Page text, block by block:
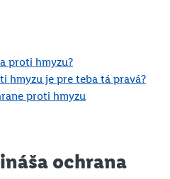
proti hmyzu?
hmyzu je pre teba tá pravá?
proti hmyzu
ochrana